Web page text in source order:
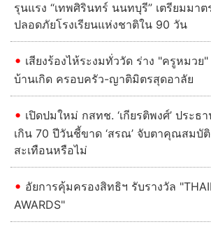
รุนแรง “เทพศิรินทร์ นนทบุรี” เตรียมมา
ปลอดภัยโรงเรียนแห่งชาติใน 90 วัน
เสียงร้องไห้ระงมทั่ววัด ร่าง "ครูหมวย
บ้านเกิด ครอบครัว-ญาติมิตรสุดอาลัย
เปิดปมใหม่ กสทช. ‘เกียรติพงศ์’ ประธ
เกิน 70 ปีวันชี้ขาด ‘สรณ’ จับตาคุณสมบั
สะเทือนหรือไม่
อัยการคุ้มครองสิทธิฯ รับรางวัล
AWARDS"